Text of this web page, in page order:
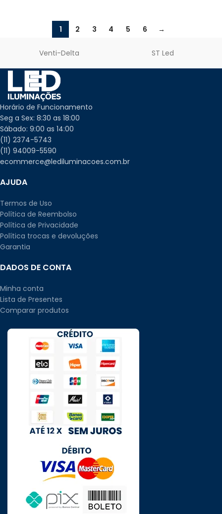
1 2 3 4 5 6 →
Venti-Delta ST Led
Horário de Funcionamento
Seg a Sex: 8:30 as 18:00
Sábado: 9:00 as 14:00
(11) 2374-5743
(11) 94009-5590
ecommerce@lediluminacoes.com.br
AJUDA
Termos de Uso
Política de Reembolso
Política de Privacidade
Política trocas e devoluções
Garantia
DADOS DE CONTA
Minha conta
Lista de Presentes
Comparar produtos